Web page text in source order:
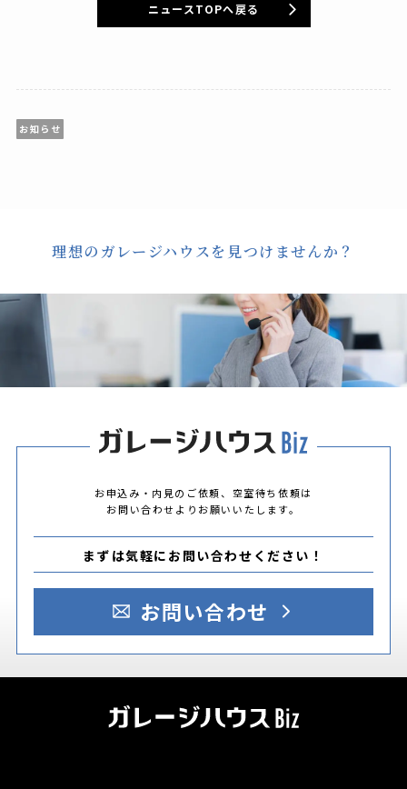
ニュースTOPへ戻る
お知らせ
理想のガレージハウスを見つけませんか？
お申込み・内見のご依頼、空室待ち依頼は
お問い合わせよりお願いいたします。
まずは気軽にお問い合わせください！
お問い合わせ